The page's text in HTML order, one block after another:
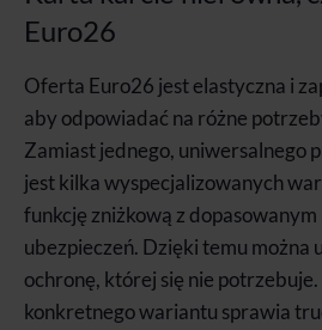
Euro26
Oferta Euro26 jest elastyczna i
aby odpowiadać na różne
Zamiast jednego, uniwersalnego
jest kilka wyspecjalizowanych
funkcję zniżkową z
ubezpieczeń. Dzięki temu można
ochronę, której się nie
konkretnego wariantu sprawia